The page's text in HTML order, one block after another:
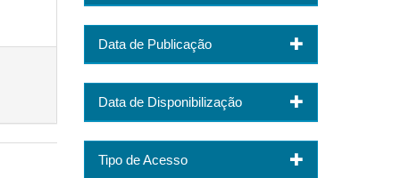
Data de Publicação
Data de Disponibilização
Tipo de Acesso